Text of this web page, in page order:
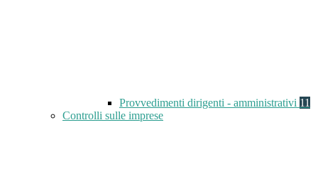
Provvedimenti dirigenti - amministrativi 11
Controlli sulle imprese